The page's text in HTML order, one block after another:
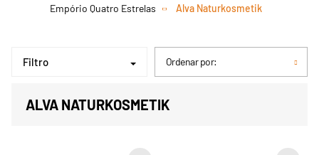
Alva Naturkosmetik
ALVA NATURKOSMETIK
Ordenar por:
Filtro